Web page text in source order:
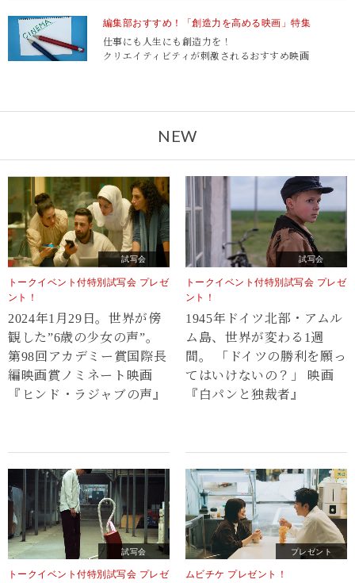
編集部おすすめ！「創造力を高める映画」特集
仕事にも人生にも創造力を！
クリエイティビティが刺激されるおすすめ映画
NEW
試写会
トークイベント付特別試写会 プレゼ
ント！
2024年1月29日。世界が傍
観した”6歳の少女の声”。
第98回アカデミー賞国際長
編映画賞ノミネート映画
『ヒンド・ラジャブの声』
試写会
トークイベント付特別試写会 プレゼ
ント！
1945年ドイツ北部・アムル
ム島、世界が変わる1週
間。 「ドイツの勝利を願っ
てはいけないの？」 映画
『白パンと独裁者』
試写会
トークイベント付特別試写会 プレゼ
プレゼント
ムビチケ プレゼント！